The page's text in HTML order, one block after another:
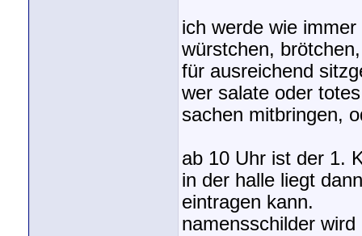
ich werde wie
würstchen,
für ausreichend
wer salate oder
sachen mitbringen,
ab 10 Uhr ist der 1.
in der halle liegt
eintragen kann.
namensschilder